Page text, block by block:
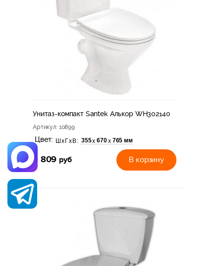
Унитаз-компакт Santek Алькор WH302140
Артикул: 10899
Цвет: ШхГхВ: 355х 670х 765 мм
9 809 руб В корзину